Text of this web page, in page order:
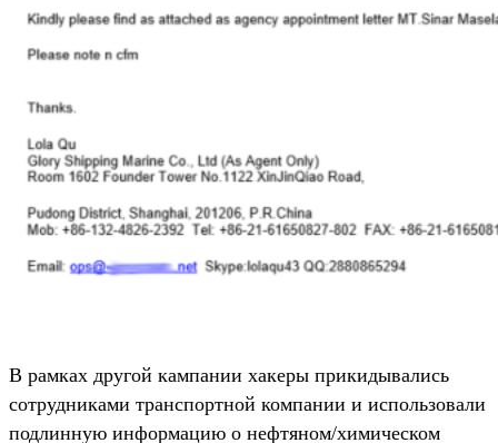
В рамках другой кампании хакеры прикидывались
сотрудниками транспортной компании и использовали
подлинную информацию о нефтяном/химическом